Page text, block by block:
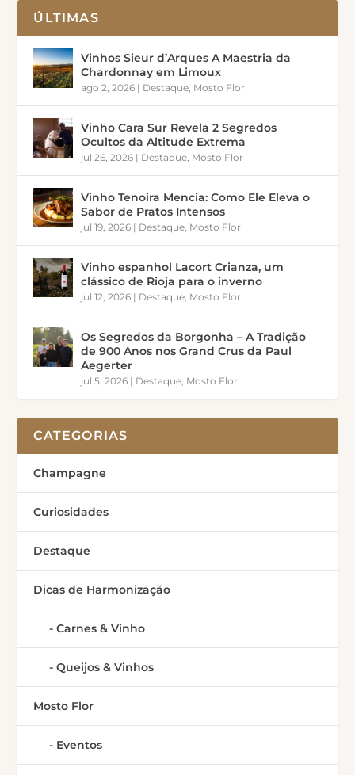
ÚLTIMAS
Vinhos Sieur d’Arques A Maestria da
Chardonnay em Limoux
ago 2, 2026 | Destaque Mosto Flor
Vinho Cara Sur Revela 2 Segredos
Ocultos da Altitude Extrema
jul 26, 2026 | Destaque Mosto Flor
Vinho Tenoira Mencia: Como Ele Eleva o
Sabor de Pratos Intensos
jul 19, 2026 | Destaque Mosto Flor
Vinho espanhol Lacort Crianza, um
clássico de Rioja para o inverno
jul 12, 2026 | Destaque Mosto Flor
Os Segredos da Borgonha – A Tradição
de 900 Anos nos Grand Crus da Paul
Aegerter
jul 5, 2026 | Destaque Mosto Flor
CATEGORIAS
Champagne
Curiosidades
Destaque
Dicas de Harmonização
Carnes & Vinho
Queijos & Vinhos
Mosto Flor
Eventos